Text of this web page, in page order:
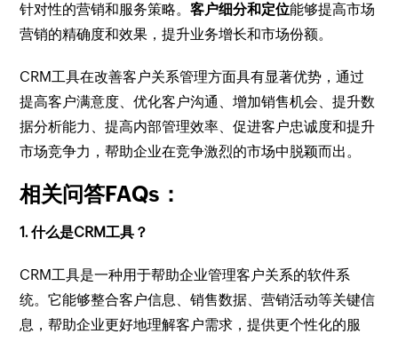
针对性的营销和服务策略。客户细分和定位能够提高市场
营销的精确度和效果，提升业务增长和市场份额。
CRM工具在改善客户关系管理方面具有显著优势，通过
提高客户满意度、优化客户沟通、增加销售机会、提升数
据分析能力、提高内部管理效率、促进客户忠诚度和提升
市场竞争力，帮助企业在竞争激烈的市场中脱颖而出。
相关问答FAQs：
1. 什么是CRM工具？
CRM工具是一种用于帮助企业管理客户关系的软件系
统。它能够整合客户信息、销售数据、营销活动等关键信
息，帮助企业更好地理解客户需求，提供更个性化的服